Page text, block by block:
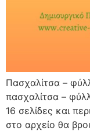
Πασχαλίτσα –
πασχαλίτσα –
16 σελίδες και
στο αρχείο θα